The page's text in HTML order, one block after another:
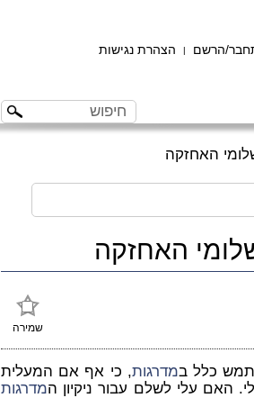
הרשם | הצהרת נגישות
האחזקה
האחזקה
שמירה
כלל במדרגות, כי אף אם המעלית
האם עלי לשלם עבור ניקיון המדרגות